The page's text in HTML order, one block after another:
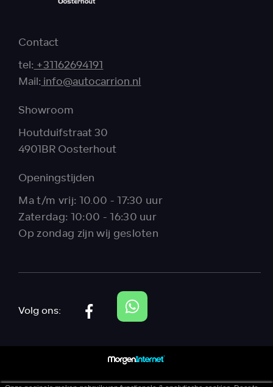
Contact
tel:+31162694191
Mail:info@autocarrion.nl
Showroom
Houtduifstraat 30
4901BR Oosterhout
Openingstijden
Ma t/m vrij: 10.00 - 17:30 uur
Zaterdag: 10:00 - 16:30 uur
Op zondag zijn wij gesloten
Volg ons: